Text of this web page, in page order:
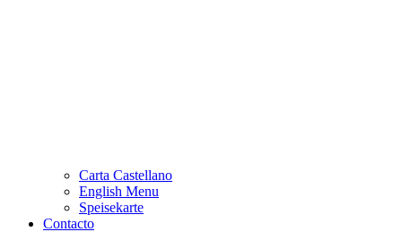
Carta Castellano
English Menu
Speisekarte
Contacto